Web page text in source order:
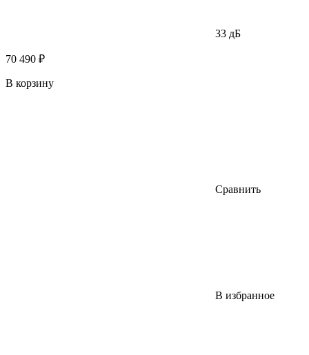
33 дБ
70 490 ₽
В корзину
Сравнить
В избранное